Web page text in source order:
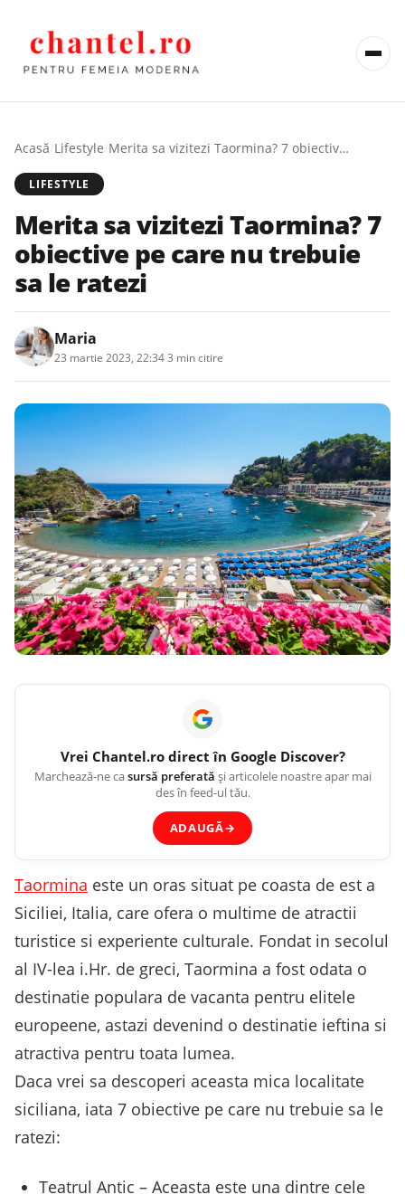
Acasă/Lifestyle/ Merita sa vizitezi Taormina? 7 obiective pe care nu trebuie sa le ratezi
LIFESTYLE
Merita sa vizitezi Taormina? 7
obiective pe care nu trebuie
sa le ratezi
Maria
23 martie 2023, 22:343 min citire
Vrei Chantel.rodirect în Google Discover?
Marchează-ne casursă preferată și articolele noastre apar mai
des în feed-ul tău.
ADAUGĂ→
Taormina este un oras situat pe coasta de est a
Siciliei, Italia, care ofera o multime de atractii
turistice si experiente culturale. Fondat in secolul
al IV-lea i.Hr. de greci, Taormina a fost odata o
destinatie populara de vacanta pentru elitele
europeene, astazi devenind o destinatie ieftina si
atractiva pentru toata lumea.
Daca vrei sa descoperi aceasta mica localitate
siciliana, iata 7 obiective pe care nu trebuie sa le
ratezi:
Teatrul Antic – Aceasta este una dintre cele